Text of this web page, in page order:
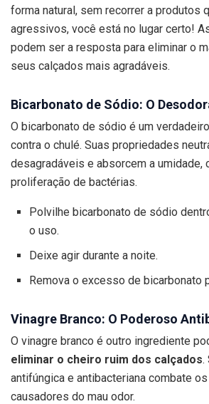
forma natural, sem recorrer a produtos
agressivos, você está no lugar certo!
podem ser a resposta para eliminar o
seus calçados mais agradáveis.
Bicarbonato de Sódio: O
O bicarbonato de sódio é um
contra o chulé. Suas propriedades
desagradáveis e absorcem a umidade,
proliferação de bactérias.
Polvilhe bicarbonato de sódio
o uso.
Deixe agir durante a noite.
Remova o excesso de bicarbonato
Vinagre Branco: O Poderoso
O vinagre branco é outro ingrediente
eliminar o cheiro ruim dos calçados.
antifúngica e antibacteriana combate
causadores do mau odor.